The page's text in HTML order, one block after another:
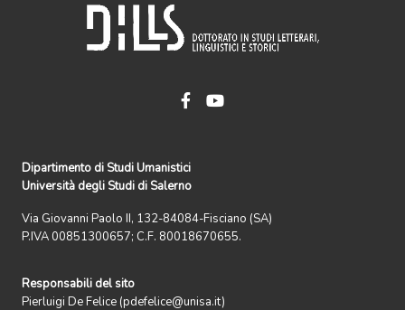
Dipartimento di Studi Umanistici
Università degli Studi di Salerno
Via Giovanni Paolo II, 132-84084-Fisciano (SA)
P.IVA 00851300657; C.F. 80018670655.
Responsabili del sito
Pierluigi De Felice (pdefelice@unisa.it)